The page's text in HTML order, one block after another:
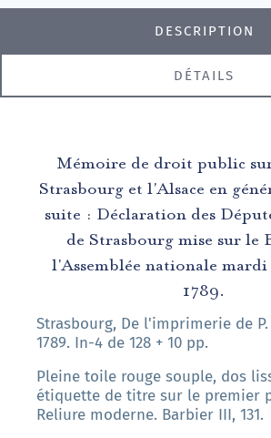
DESCRIPTION
DÉTAILS
Mémoire de droit public
Strasbourg et l'Alsace en
suite : Déclaration des
de Strasbourg mise sur le
l'Assemblée nationale mardi
1789.
Strasbourg, De l'imprimerie de P.
1789. In-4 de 128 + 10 pp.
Pleine toile rouge souple, dos
étiquette de titre sur le premier
Reliure moderne. Barbier III, 131.